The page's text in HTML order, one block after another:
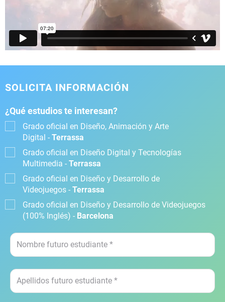
SOLICITA INFORMACIÓN
¿Qué estudios te interesan?
Grado oficial en Diseño, Animación y Arte
Digital - Terrassa
Grado oficial en Diseño Digital y Tecnologías
Multimedia - Terrassa
Grado oficial en Diseño y Desarrollo de
Videojuegos - Terrassa
Grado oficial en Diseño y Desarrollo de Videojuegos
(100% Inglés) - Barcelona